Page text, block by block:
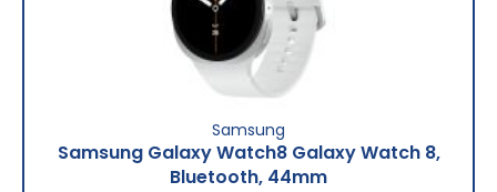
Samsung
Samsung Galaxy Watch8 Galaxy Watch 8,
Bluetooth, 44mm